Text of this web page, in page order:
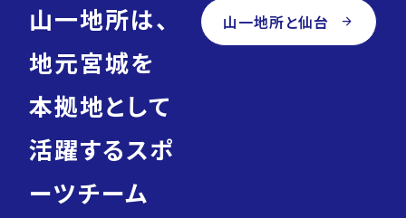
山一地所は、
地元宮城を
本拠地として
活躍するスポ
ーツチーム
山一地所と仙台 arrow_forward